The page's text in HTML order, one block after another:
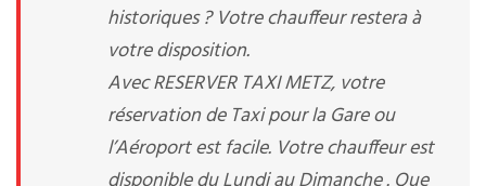
historiques ? Votre chauffeur restera à
votre disposition.
Avec RESERVER TAXI METZ, votre
réservation de Taxi pour la Gare ou
l’Aéroport est facile. Votre chauffeur est